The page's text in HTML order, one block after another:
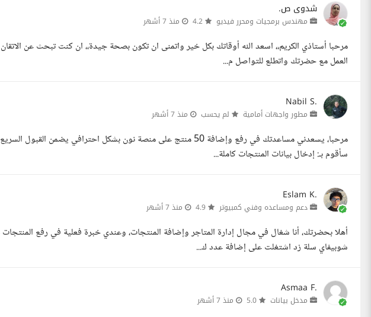
شدوى ص.
مهندس برمجيات ومحرر فيديو منذ 7 أشهر
مرحبا أستاذي الكريم،، اسعد الله أوقاتك بكل خير واتمنى ان تكون بصحة جيدة،، ان كنت تبحث عن
العمل مع حضرتك واتطلع للتواصل م...
Nabil S.
مطور واجهات أمامية لم يحسب منذ 7 أشهر
مرحبا، يسعدني مساعدتك في رفع وإضافة 50 منتج على منصة نون بشكل احترافي
سأقوم بـ: إدخال بيانات المنتجات كاملة...
Eslam K.
دعم ومساعده وفني كمبيوتر منذ 7 أشهر
أهلا بحضرتك، أنا شغال في مجال إدارة المتاجر وإضافة المنتجات، وعندي خبرة فعلية في رفع
شوبيفاي سلة زد اشتغلت على إضافة عدد ك...
Asmaa F.
مدخل بيانات منذ 7 أشهر